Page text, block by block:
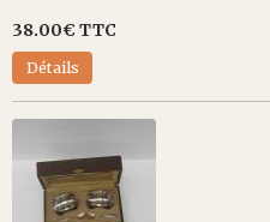
38.00€ TTC
Détails